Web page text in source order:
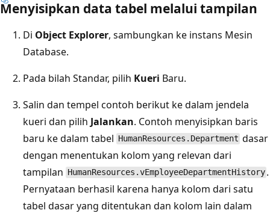
Menyisipkan data tabel melalui tampilan
Di Object Explorer, sambungkan ke instans Mesin
Database.
Pada bilah Standar, pilih Kueri Baru.
Salin dan tempel contoh berikut ke dalam jendela
kueri dan pilih Jalankan. Contoh menyisipkan baris
baru ke dalam tabel HumanResources.Department dasar
dengan menentukan kolom yang relevan dari
tampilan HumanResources.vEmployeeDepartmentHistory .
Pernyataan berhasil karena hanya kolom dari satu
tabel dasar yang ditentukan dan kolom lain dalam